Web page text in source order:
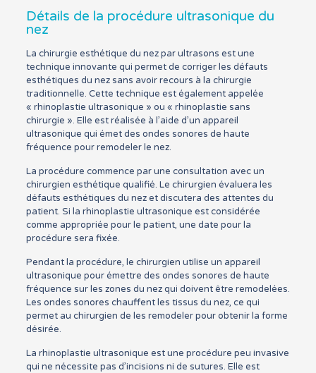
Détails de la procédure ultrasonique du
nez
La chirurgie esthétique du nez par ultrasons est une
technique innovante qui permet de corriger les défauts
esthétiques du nez sans avoir recours à la chirurgie
traditionnelle. Cette technique est également appelée
« rhinoplastie ultrasonique » ou « rhinoplastie sans
chirurgie ». Elle est réalisée à l’aide d’un appareil
ultrasonique qui émet des ondes sonores de haute
fréquence pour remodeler le nez.
La procédure commence par une consultation avec un
chirurgien esthétique qualifié. Le chirurgien évaluera les
défauts esthétiques du nez et discutera des attentes du
patient. Si la rhinoplastie ultrasonique est considérée
comme appropriée pour le patient, une date pour la
procédure sera fixée.
Pendant la procédure, le chirurgien utilise un appareil
ultrasonique pour émettre des ondes sonores de haute
fréquence sur les zones du nez qui doivent être remodelées.
Les ondes sonores chauffent les tissus du nez, ce qui
permet au chirurgien de les remodeler pour obtenir la forme
désirée.
La rhinoplastie ultrasonique est une procédure peu invasive
qui ne nécessite pas d’incisions ni de sutures. Elle est